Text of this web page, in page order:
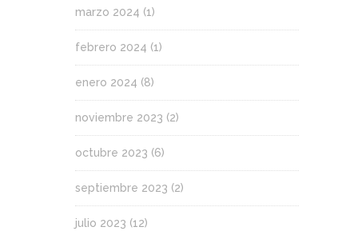
marzo 2024 (1)
febrero 2024 (1)
enero 2024 (8)
noviembre 2023 (2)
octubre 2023 (6)
septiembre 2023 (2)
julio 2023 (12)